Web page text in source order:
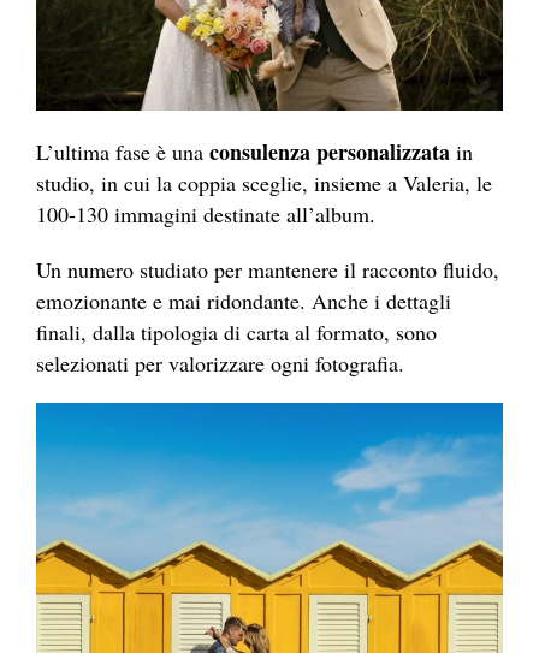
L’ultima fase è una consulenza personalizzata in
studio, in cui la coppia sceglie, insieme a Valeria, le
100-130 immagini destinate all’album.
Un numero studiato per mantenere il racconto fluido,
emozionante e mai ridondante. Anche i dettagli
finali, dalla tipologia di carta al formato, sono
selezionati per valorizzare ogni fotografia.